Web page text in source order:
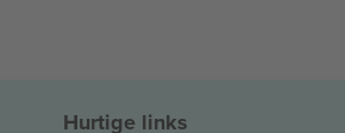
Hurtige links